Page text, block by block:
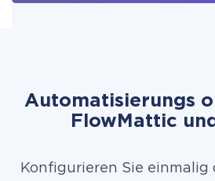
Automatisierungs
FlowMattic
Konfigurieren Sie einmalig